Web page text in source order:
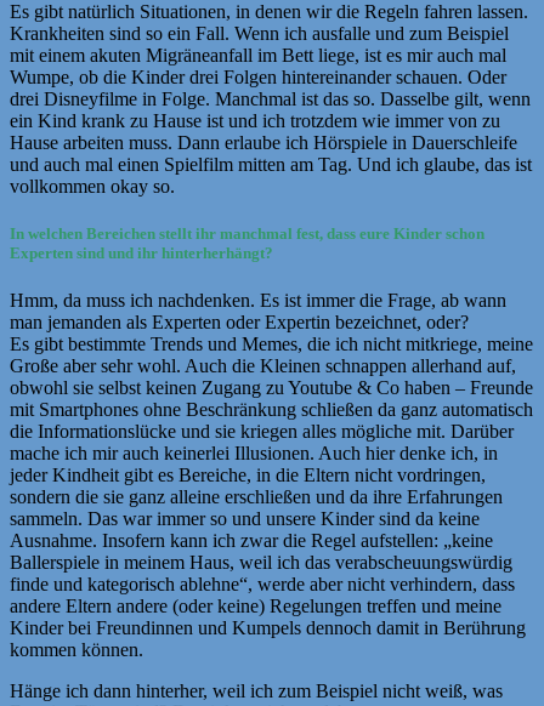
Es gibt natürlich Situationen, in denen wir die Regeln fahren lassen.
Krankheiten sind so ein Fall. Wenn ich ausfalle und zum Beispiel
mit einem akuten Migräneanfall im Bett liege, ist es mir auch mal
Wumpe, ob die Kinder drei Folgen hintereinander schauen. Oder
drei Disneyfilme in Folge. Manchmal ist das so. Dasselbe gilt, wenn
ein Kind krank zu Hause ist und ich trotzdem wie immer von zu
Hause arbeiten muss. Dann erlaube ich Hörspiele in Dauerschleife
und auch mal einen Spielfilm mitten am Tag. Und ich glaube, das ist
vollkommen okay so.
In welchen Bereichen stellt ihr manchmal fest, dass eure Kinder schon
Experten sind und ihr hinterherhängt?
Hmm, da muss ich nachdenken. Es ist immer die Frage, ab wann
man jemanden als Experten oder Expertin bezeichnet, oder?
Es gibt bestimmte Trends und Memes, die ich nicht mitkriege, meine
Große aber sehr wohl. Auch die Kleinen schnappen allerhand auf,
obwohl sie selbst keinen Zugang zu Youtube & Co haben – Freunde
mit Smartphones ohne Beschränkung schließen da ganz automatisch
die Informationslücke und sie kriegen alles mögliche mit. Darüber
mache ich mir auch keinerlei Illusionen. Auch hier denke ich, in
jeder Kindheit gibt es Bereiche, in die Eltern nicht vordringen,
sondern die sie ganz alleine erschließen und da ihre Erfahrungen
sammeln. Das war immer so und unsere Kinder sind da keine
Ausnahme. Insofern kann ich zwar die Regel aufstellen: „keine
Ballerspiele in meinem Haus, weil ich das verabscheuungswürdig
finde und kategorisch ablehne“, werde aber nicht verhindern, dass
andere Eltern andere (oder keine) Regelungen treffen und meine
Kinder bei Freundinnen und Kumpels dennoch damit in Berührung
kommen können.
Hänge ich dann hinterher, weil ich zum Beispiel nicht weiß, was